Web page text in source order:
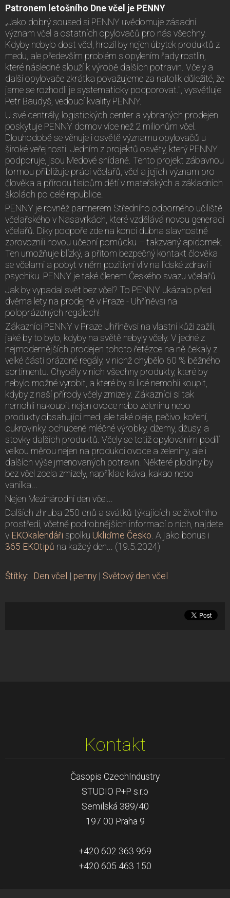
Patronem letošního Dne včel je PENNY
„Jako dobrý soused si PENNY uvědomuje zásadní
význam včel a ostatních opylovačů pro nás všechny.
Kdyby nebylo dost včel, hrozil by nejen úbytek produktů z
medu, ale především problém s opylením řady rostlin,
které následně slouží k výrobě dalších potravin. Včely a
další opylovače zkrátka považujeme za natolik důležité, že
jsme se rozhodli je systematicky podporovat.", vysvětluje
Petr Baudyš, vedoucí kvality PENNY.
U své centrály, logistických center a vybraných prodejen
poskytuje PENNY domov více než 2 milionům včel.
Dlouhodobě se věnuje i osvětě významu opylovačů u
široké veřejnosti. Jedním z projektů osvěty, který PENNY
podporuje, jsou Medové snídaně. Tento projekt zábavnou
formou přibližuje práci včelařů, včel a jejich význam pro
člověka a přírodu tisícům dětí v mateřských a základních
školách po celé republice.
PENNY je rovněž partnerem Středního odborného učiliště
včelařského v Nasavrkách, které vzdělává novou generaci
včelařů. Díky podpoře zde na konci dubna slavnostně
zprovoznili novou učební pomůcku – takzvaný apidomek.
Ten umožňuje blízký, a přitom bezpečný kontakt člověka
se včelami a pobyt v něm pozitivní vliv na lidské zdraví i
psychiku. PENNY je také členem Českého svazu včelařů.
Jak by vypadal svět bez včel? To PENNY ukázalo před
dvěma lety na prodejně v Praze - Uhříněvsi na
poloprázdných regálech!
Zákazníci PENNY v Praze Uhříněvsi na vlastní kůži zažili,
jaké by to bylo, kdyby na světě nebyly včely. V jedné z
nejmodernějších prodejen tohoto řetězce na ně čekaly z
velké části prázdné regály, v nichž chybělo 60 % běžného
sortimentu. Chyběly v nich všechny produkty, které by
nebylo možné vyrobit, a které by si lidé nemohli koupit,
kdyby z naší přírody včely zmizely. Zákazníci si tak
nemohli nakoupit nejen ovoce nebo zeleninu nebo
produkty obsahující med, ale také oleje, pečivo, koření,
cukrovinky, ochucené mléčné výrobky, džemy, džusy, a
stovky dalších produktů. Včely se totiž opylováním podílí
velkou měrou nejen na produkci ovoce a zeleniny, ale i
dalších výše jmenovaných potravin. Některé plodiny by
bez včel zcela zmizely, například káva, kakao nebo
vanilka...
Nejen Mezinárodní den včel...
Dalších zhruba 250 dnů a svátků týkajících se životního
prostředí, včetně podrobnějších informací o nich, najdete
v EKOkalendáři spolku Ukliďme Česko . A jako bonus i
365 EKOtipů na každý den... (19.5.2024)
Štítky: Den včel | penny | Světový den včel
Kontakt
Časopis CzechIndustry
STUDIO P+P s.r.o
Semilská 389/40
197 00 Praha 9
+420 602 363 969
+420 605 463 150